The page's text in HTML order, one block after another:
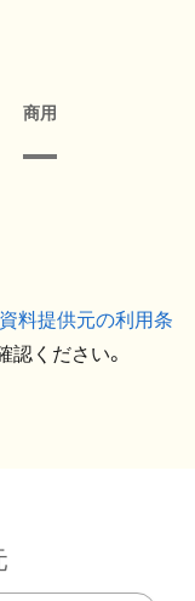
商用
資料提供元の利用条
認ください。